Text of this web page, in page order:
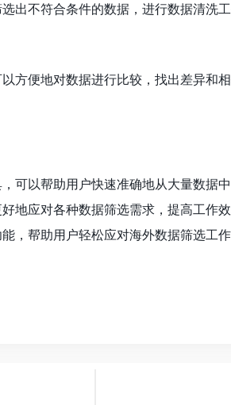
出不符合条件的数据，进行数据清洗工
方便地对数据进行比较，找出差异和
可以帮助用户快速准确地从大量数据
地应对各种数据筛选需求，提高工作
，帮助用户轻松应对海外数据筛选工作